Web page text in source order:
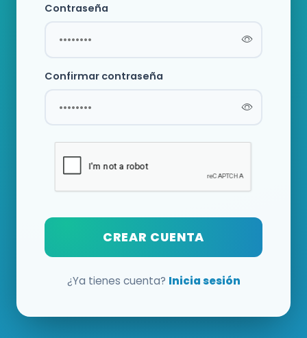
Contraseña
Confirmar contraseña
CREAR CUENTA
¿Ya tienes cuenta? Inicia sesión